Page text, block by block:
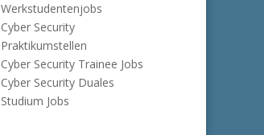
Werkstudentenjobs
Cyber Security
Praktikumstellen
Cyber Security Trainee Jobs
Cyber Security Duales
Studium Jobs